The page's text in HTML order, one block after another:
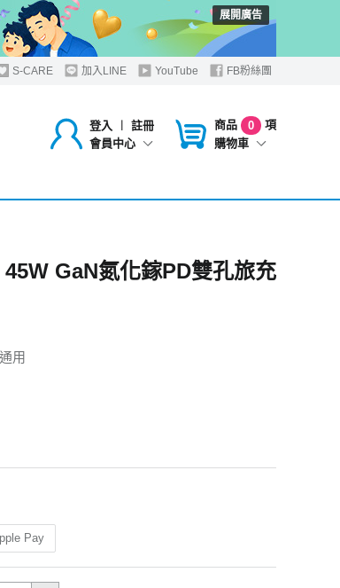
展開廣告
S-CARE 加入LINE YouTube FB粉絲團
登入 ︱
註冊
會員中心
商品 0
項
購物車
GaN氮化鎵PD雙孔旅充
用
Pay